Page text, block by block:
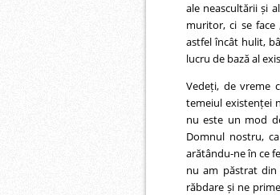
ale neascultării și
muritor, ci se face
astfel încât hulit,
lucru de bază al
Vedeți, de vreme
temeiul existenței
nu este un mod
Domnul nostru,
arătându-ne în ce
nu am păstrat din
răbdare și ne